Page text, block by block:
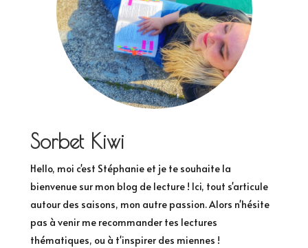
Sorbet Kiwi
Hello, moi c'est Stéphanie et je te souhaite la
bienvenue sur mon blog de lecture ! Ici, tout s'articule
autour des saisons, mon autre passion. Alors n'hésite
pas à venir me recommander tes lectures
thématiques, ou à t'inspirer des miennes !